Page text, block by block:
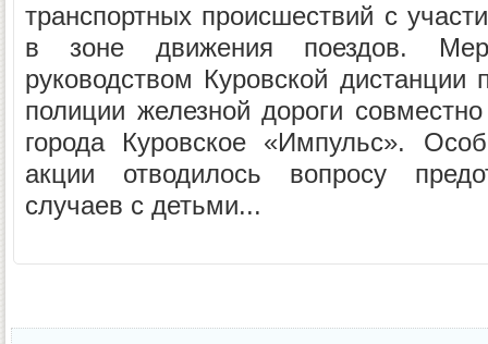
транспортных происшествий с
в зоне движения поездов.
руководством Куровской
полиции железной дороги
города Куровское «Импульс».
акции отводилось вопросу
случаев с детьми...